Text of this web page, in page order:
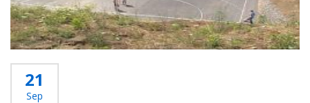
21
Sep